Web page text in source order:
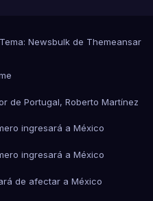
Tema: Newsbulkde Themeansar
de Portugal, Roberto Martínez
ingresará a México
ingresará a México
de afectar a México